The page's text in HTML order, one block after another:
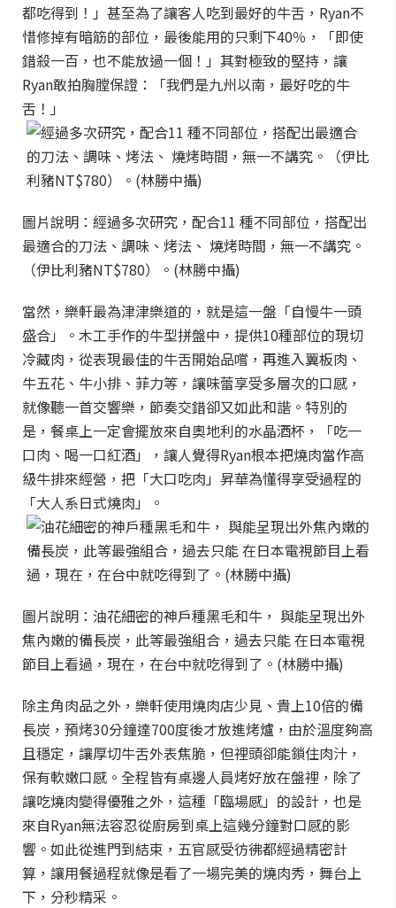
都吃得到！」甚至為了讓客人吃到最好的牛舌，Ryan不
惜修掉有暗筋的部位，最後能用的只剩下40％，「即使
錯殺一百，也不能放過一個！」其對極致的堅持，讓
Ryan敢拍胸膛保證：「我們是九州以南，最好吃的牛
舌！」
圖片說明：經過多次研究，配合11 種不同部位，搭配出
最適合的刀法、調味、烤法、 燒烤時間，無一不講究。
（伊比利豬NT$780）。(林勝中攝)
當然，樂軒最為津津樂道的，就是這一盤「自慢牛一頭
盛合」。木工手作的牛型拼盤中，提供10種部位的現切
冷藏肉，從表現最佳的牛舌開始品嚐，再進入翼板肉、
牛五花、牛小排、菲力等，讓味蕾享受多層次的口感，
就像聽一首交響樂，節奏交錯卻又如此和諧。特別的
是，餐桌上一定會擺放來自奧地利的水晶酒杯，「吃一
口肉、喝一口紅酒」，讓人覺得Ryan根本把燒肉當作高
級牛排來經營，把「大口吃肉」昇華為懂得享受過程的
「大人系日式燒肉」。
圖片說明：油花細密的神戶種黑毛和牛， 與能呈現出外
焦內嫩的備長炭，此等最強組合，過去只能 在日本電視
節目上看過，現在，在台中就吃得到了。(林勝中攝)
除主角肉品之外，樂軒使用燒肉店少見、貴上10倍的備
長炭，預烤30分鐘達700度後才放進烤爐，由於溫度夠高
且穩定，讓厚切牛舌外表焦脆，但裡頭卻能鎖住肉汁，
保有軟嫩口感。全程皆有桌邊人員烤好放在盤裡，除了
讓吃燒肉變得優雅之外，這種「臨場感」的設計，也是
來自Ryan無法容忍從廚房到桌上這幾分鐘對口感的影
響。如此從進門到結束，五官感受彷彿都經過精密計
算，讓用餐過程就像是看了一場完美的燒肉秀，舞台上
下，分秒精采。